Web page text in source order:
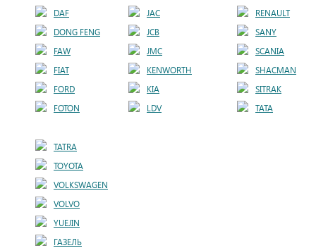
DAF
DONG FENG
FAW
FIAT
FORD
FOTON
JAC
JCB
JMC
KENWORTH
KIA
LDV
RENAULT
SANY
SCANIA
SHACMAN
SITRAK
TATA
TATRA
TOYOTA
VOLKSWAGEN
VOLVO
YUEJIN
ГАЗЕЛЬ